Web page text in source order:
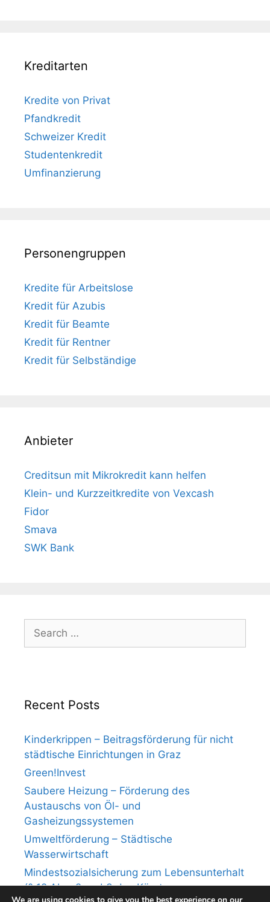
Kreditarten
Kredite von Privat
Pfandkredit
Schweizer Kredit
Studentenkredit
Umfinanzierung
Personengruppen
Kredite für Arbeitslose
Kredit für Azubis
Kredit für Beamte
Kredit für Rentner
Kredit für Selbständige
Anbieter
Creditsun mit Mikrokredit kann helfen
Klein- und Kurzzeitkredite von Vexcash
Fidor
Smava
SWK Bank
Search
for:
Recent Posts
Kinderkrippen – Beitragsförderung für nicht
städtische Einrichtungen in Graz
Green!Invest
Saubere Heizung – Förderung des
Austauschs von Öl- und
Gasheizungssystemen
Umweltförderung – Städtische
Wasserwirtschaft
Mindestsozialsicherung zum Lebensunterhalt
(§ 12 Abs. 2 und 3 des Kärntner